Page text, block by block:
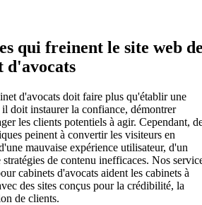
qui freinent le site web
d'avocats
d'avocats doit faire plus qu'établir une
doit instaurer la confiance, démontrer
les clients potentiels à agir. Cependant,
peinent à convertir les visiteurs en
mauvaise expérience utilisateur, d'un
de contenu inefficaces. Nos
cabinets d'avocats aident les cabinets à
des sites conçus pour la crédibilité, la
de clients.